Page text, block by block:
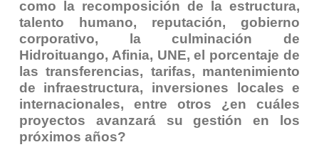
como la recomposición de la estructura,
talento humano, reputación, gobierno
corporativo, la culminación de
Hidroituango, Afinia, UNE, el porcentaje de
las transferencias, tarifas, mantenimiento
de infraestructura, inversiones locales e
internacionales, entre otros ¿en cuáles
proyectos avanzará su gestión en los
próximos años?